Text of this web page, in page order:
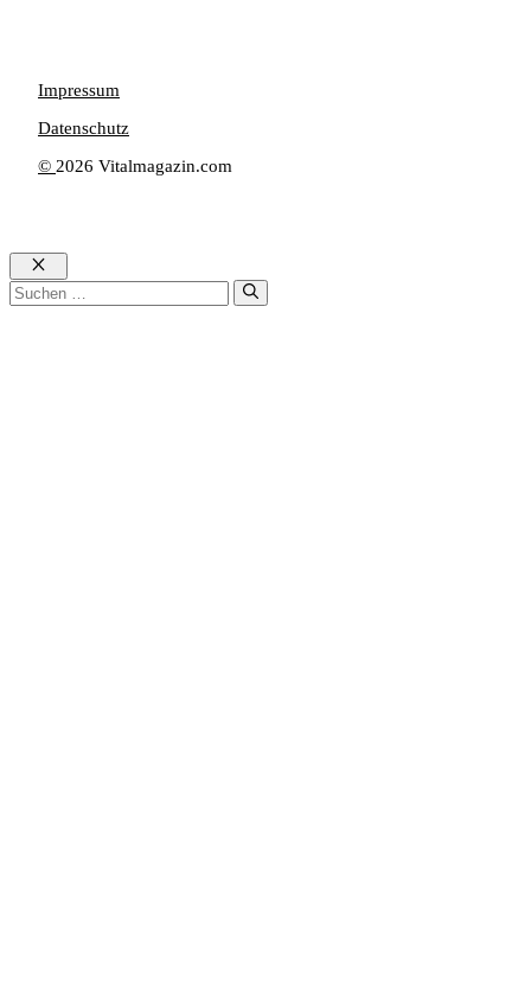
© 2026 Vitalmagazin.com
Impressum
Datenschutz
Schließen
Suche
nach: